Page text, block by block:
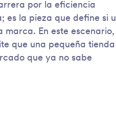
por la eficiencia
es la pieza que define si
En este escenario,
que una pequeña
que ya no sabe